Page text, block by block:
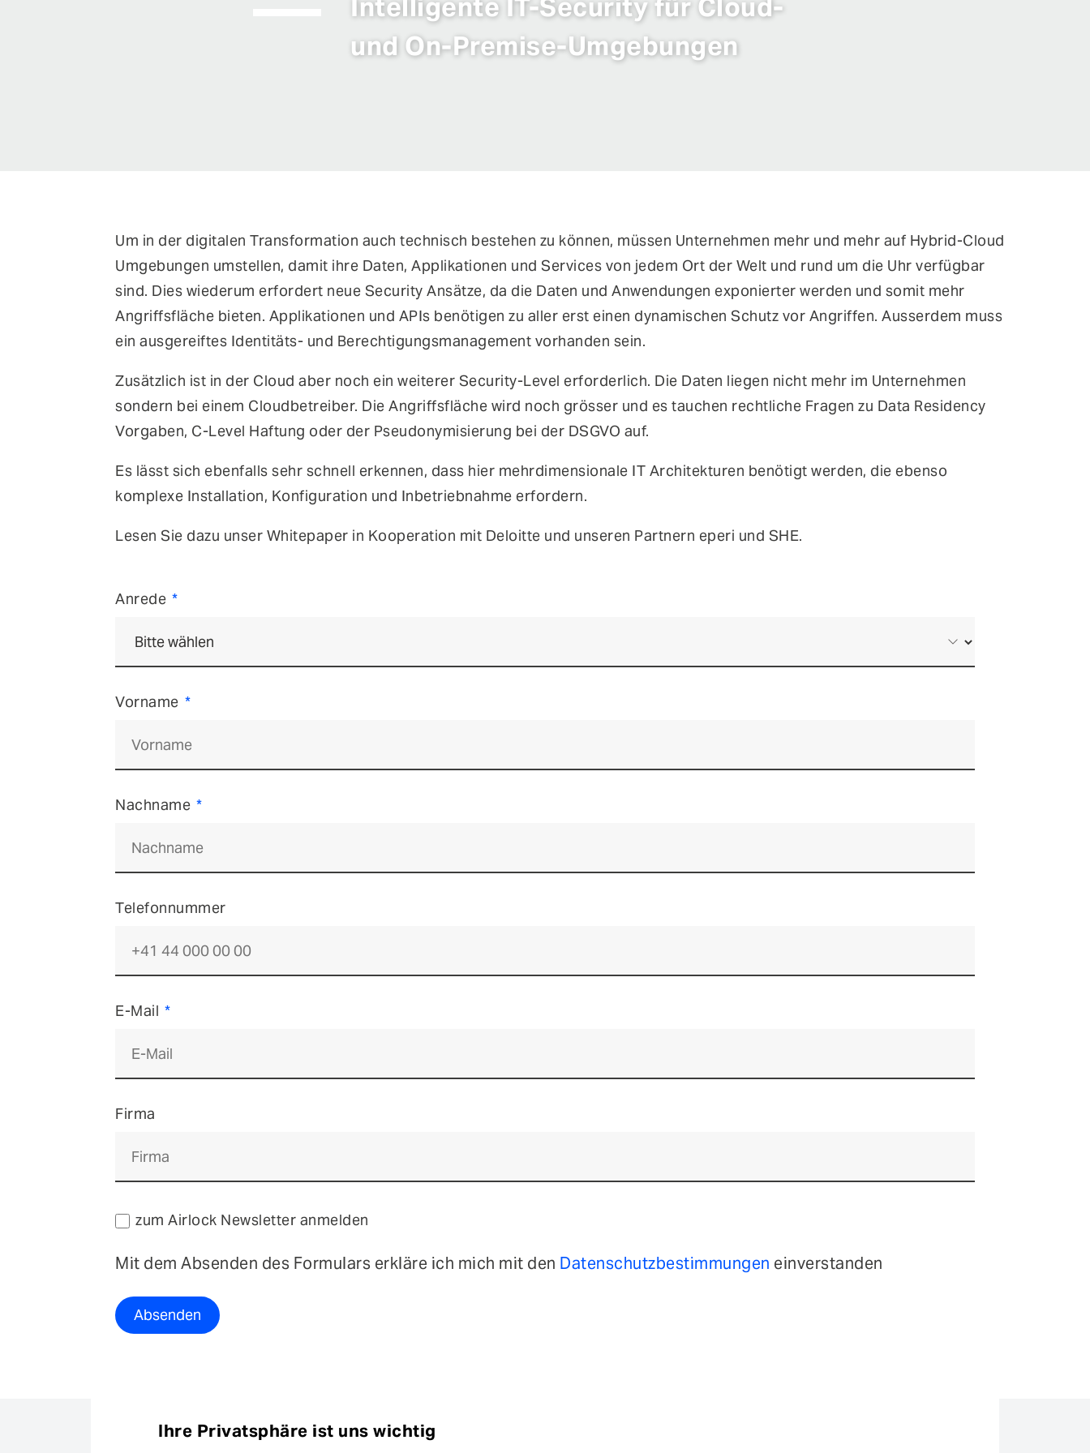
Intelligente IT-Security für Cloud-
und On-Premise-Umgebungen
Um in der digitalen Transformation auch technisch bestehen zu können, müssen Unternehmen mehr und mehr auf Hybrid-Cloud
Umgebungen umstellen, damit ihre Daten, Applikationen und Services von jedem Ort der Welt und rund um die Uhr verfügbar
sind. Dies wiederum erfordert neue Security Ansätze, da die Daten und Anwendungen exponierter werden und somit mehr
Angriffsfläche bieten. Applikationen und APIs benötigen zu aller erst einen dynamischen Schutz vor Angriffen. Ausserdem muss
ein ausgereiftes Identitäts- und Berechtigungsmanagement vorhanden sein.
Zusätzlich ist in der Cloud aber noch ein weiterer Security-Level erforderlich. Die Daten liegen nicht mehr im Unternehmen
sondern bei einem Cloudbetreiber. Die Angriffsfläche wird noch grösser und es tauchen rechtliche Fragen zu Data Residency
Vorgaben, C-Level Haftung oder der Pseudonymisierung bei der DSGVO auf.
Es lässt sich ebenfalls sehr schnell erkennen, dass hier mehrdimensionale IT Architekturen benötigt werden, die ebenso
komplexe Installation, Konfiguration und Inbetriebnahme erfordern.
Lesen Sie dazu unser Whitepaper in Kooperation mit Deloitte und unseren Partnern eperi und SHE.
Anrede
Vorname
Nachname
Telefonnummer
E-Mail
Firma
zum Airlock Newsletter anmelden
Mit dem Absenden des Formulars erkläre ich mich mit den Datenschutzbestimmungen einverstanden
Absenden
Ihre Privatsphäre ist uns wichtig